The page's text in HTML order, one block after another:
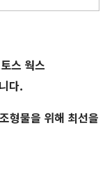
스 웍스
다.
형물을 위해 최선을